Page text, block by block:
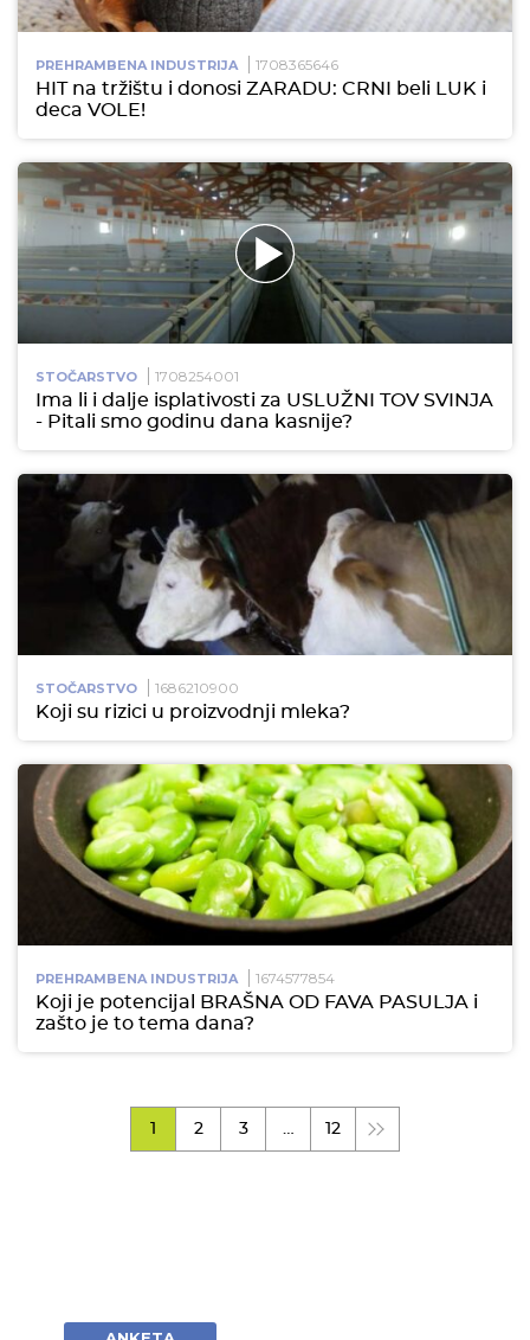
PREHRAMBENA INDUSTRIJA 1708365646
HIT na tržištu i donosi ZARADU: CRNI beli LUK i
deca VOLE!
STOČARSTVO 1708254001
Ima li i dalje isplativosti za USLUŽNI TOV SVINJA
- Pitali smo godinu dana kasnije?
STOČARSTVO 1686210900
Koji su rizici u proizvodnji mleka?
PREHRAMBENA INDUSTRIJA 1674577854
Koji je potencijal BRAŠNA OD FAVA PASULJA i
zašto je to tema dana?
1 2 3 … 12